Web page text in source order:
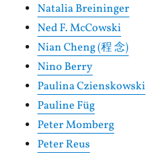
Natalia Breininger
Ned F. McCowski
Nian Cheng (程 念)
Nino Berry
Paulina Czienskowski
Pauline Füg
Peter Momberg
Peter Reus